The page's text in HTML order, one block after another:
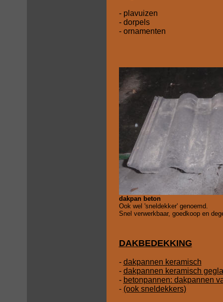
- plavuizen
- dorpels
- ornamenten
dakpan beton
Ook wel 'sneldekker' genoemd.
Snel verwerkbaar, goedkoop en
DAKBEDEKKING
- dakpannen keramisch
- dakpannen keramisch
- betonpannen: dakpannen
- (ook sneldekkers)